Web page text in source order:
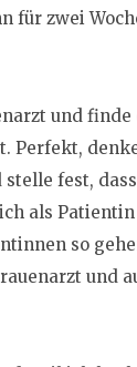
für zwei
und
Perfekt,
fest,
als
so
und